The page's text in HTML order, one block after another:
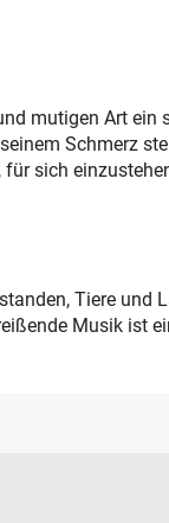
mutigen Art ein
Schmerz
für sich
Tiere und
Musik ist